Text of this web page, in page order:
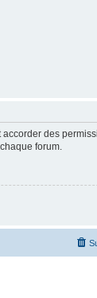
des
forum.